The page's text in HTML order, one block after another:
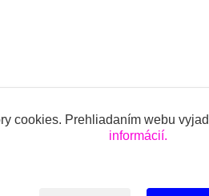
cookies. Prehliadaním webu
informácií.